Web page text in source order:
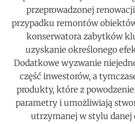
przeprowadzonej
przypadku remontów
konserwatora zabytków
uzyskanie określonego
Dodatkowe wyzwanie
część inwestorów, a
produkty, które z
parametry i umożliwiają
utrzymanej w stylu